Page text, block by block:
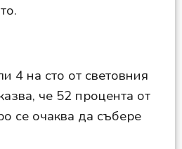
4 на сто от световния
че 52 процента от
се очаква да събере